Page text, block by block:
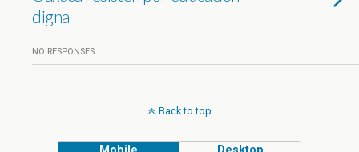
digna
NO RESPONSES
Back to top